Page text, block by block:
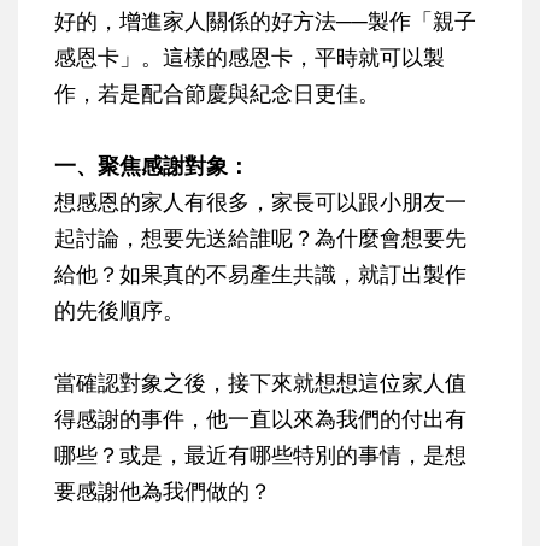
好的，增進家人關係的好方法──製作「親子
感恩卡」。這樣的感恩卡，平時就可以製
作，若是配合節慶與紀念日更佳。
一、聚焦感謝對象：
想感恩的家人有很多，家長可以跟小朋友一
起討論，想要先送給誰呢？為什麼會想要先
給他？如果真的不易產生共識，就訂出製作
的先後順序。
當確認對象之後，接下來就想想這位家人值
得感謝的事件，他一直以來為我們的付出有
哪些？或是，最近有哪些特別的事情，是想
要感謝他為我們做的？